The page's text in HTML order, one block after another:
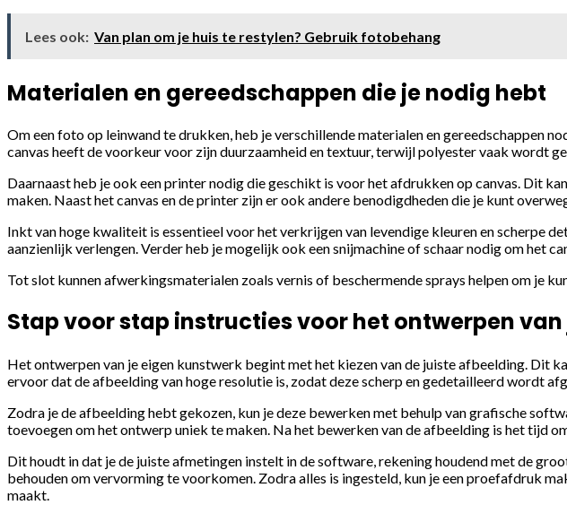
Lees ook: Van plan om je huis te restylen? Gebruik fotobehang
Materialen en gereedschappen die je nodig hebt
Om een foto op leinwand te drukken, heb je verschillende materialen en gereedschappen
canvas heeft de voorkeur voor zijn duurzaamheid en textuur, terwijl polyester vaak wordt
Daarnaast heb je ook een printer nodig die geschikt is voor het afdrukken op canvas. Dit
maken. Naast het canvas en de printer zijn er ook andere benodigdheden die je kunt
Inkt van hoge kwaliteit is essentieel voor het verkrijgen van levendige kleuren en scherpe
aanzienlijk verlengen. Verder heb je mogelijk ook een snijmachine of schaar nodig om het
Tot slot kunnen afwerkingsmaterialen zoals vernis of beschermende sprays helpen om je
Stap voor stap instructies voor het ontwerpen
Het ontwerpen van je eigen kunstwerk begint met het kiezen van de juiste afbeelding. Dit
ervoor dat de afbeelding van hoge resolutie is, zodat deze scherp en gedetailleerd wordt
Zodra je de afbeelding hebt gekozen, kun je deze bewerken met behulp van grafische
toevoegen om het ontwerp uniek te maken. Na het bewerken van de afbeelding is het tijd
Dit houdt in dat je de juiste afmetingen instelt in de software, rekening houdend met de
behouden om vervorming te voorkomen. Zodra alles is ingesteld, kun je een proefafdruk
maakt.